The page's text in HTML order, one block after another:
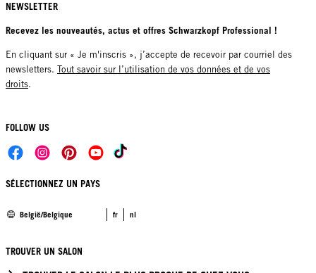
NEWSLETTER
Recevez les nouveautés, actus et offres Schwarzkopf Professional !
En cliquant sur « Je m'inscris », j’accepte de recevoir par courriel des
newsletters. Tout savoir sur l’utilisation de vos données et de vos
droits.
FOLLOW US
SÉLECTIONNEZ UN PAYS
België/Belgique fr nl
TROUVER UN SALON